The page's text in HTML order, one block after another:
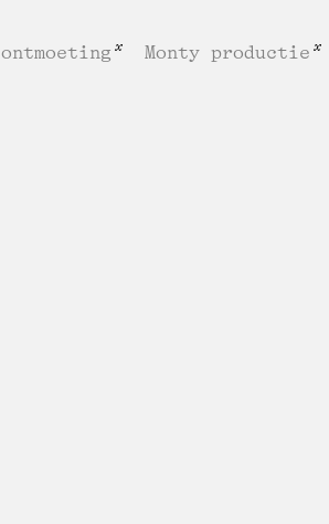
ontmoeting
Monty productie